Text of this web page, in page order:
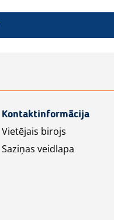
Kontaktinformācija
Vietējais birojs
Saziņas veidlapa